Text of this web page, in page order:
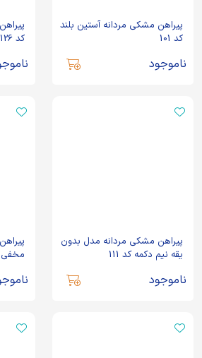
پیراهن مشکی مردانه آستین بلند
کد 101
ناموجود
کد 126
پیراهن مشکی مردانه مدل بدون
یقه نیم دکمه کد 111
ناموجود
مخفی